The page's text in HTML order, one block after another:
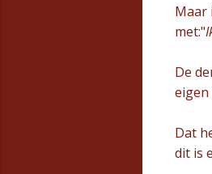
Maar
met:"
De
Dat
dit is